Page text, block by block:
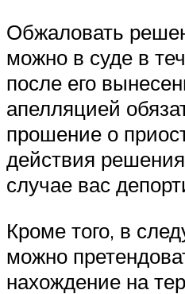
Обжаловать
можно в суде в
после его
апелляцией
прошение о
действия
случае вас
Кроме того, в
можно
нахождение на